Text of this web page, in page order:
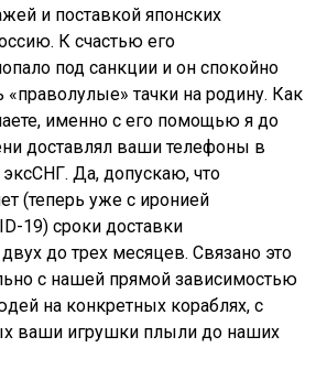
и поставкой японских
К счастью его
под санкции и он спокойно
«праволулые» тачки на родину. Как
именно с его помощью я до
доставлял ваши телефоны в
Да, допускаю, что
(теперь уже с иронией
19) сроки доставки
двух до трех месяцев. Связано это
с нашей прямой зависимостью
на конкретных кораблях, с
ваши игрушки плыли до наших